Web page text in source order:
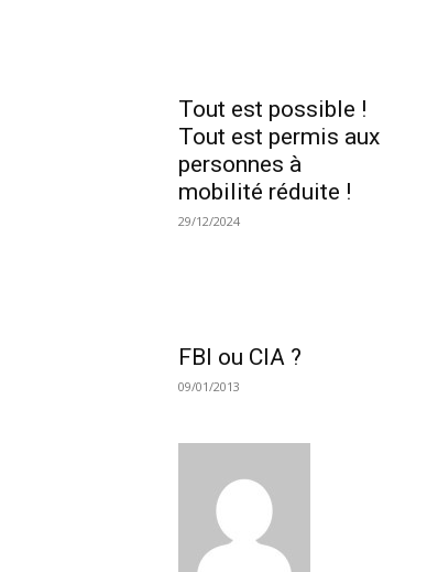
Tout est possible !
Tout est permis aux
personnes à
mobilité réduite !
29/12/2024
FBI ou CIA ?
09/01/2013